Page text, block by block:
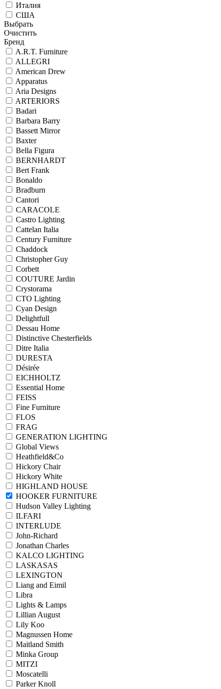
Италия
США
Выбрать
Очистить
Бренд
A.R.T. Furniture
ALLEGRI
American Drew
Apparatus
Aria Designs
ARTERIORS
Badari
Barbara Barry
Bassett Mirror
Baxter
Bella Figura
BERNHARDT
Bert Frank
Bonaldo
Bradburn
Cantori
CARACOLE
Castro Lighting
Cattelan Italia
Century Furniture
Chaddock
Christopher Guy
Corbett
COUTURE Jardin
Crystorama
CTO Lighting
Cyan Design
Delightfull
Dessau Home
Distinctive Chesterfields
Ditre Italia
DURESTA
Désirée
EICHHOLTZ
Essential Home
FEISS
Fine Furniture
FLOS
FRAG
GENERATION LIGHTING
Global Views
Heathfield&Co
Hickory Chair
Hickory White
HIGHLAND HOUSE
HOOKER FURNITURE
Hudson Valley Lighting
ILFARI
INTERLUDE
John-Richard
Jonathan Charles
KALCO LIGHTING
LASKASAS
LEXINGTON
Liang and Eimil
Libra
Lights & Lamps
Lillian August
Lily Koo
Magnussen Home
Maitland Smith
Minka Group
MITZI
Moscatelli
Parker Knoll